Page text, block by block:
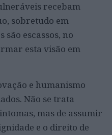
recebam
sobretudo em
são escassos, no
esta visão em
e humanismo
Não se trata
mas de assumir
e o direito de